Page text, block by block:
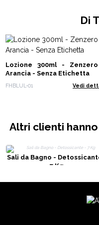
Di
Lozione 300ml -
Arancia - Senza Etichetta
FHBLUL-01 Vedi
Altri clienti
Sali da Bagno -
7 Kg